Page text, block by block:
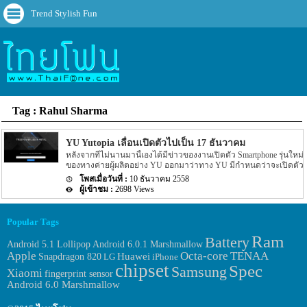
Trend Stylish Fun
Tag : Rahul Sharma
YU Yutopia เลื่อนเปิดตัวไปเป็น 17 ธันวาคม
หลังจากที่ไม่นานมานี้เองได้มีข่าวของงานเปิดตัว Smartphone รุ่นใหม่
ของทางค่ายผู้ผลิตอย่าง YU ออกมาว่าทาง YU มีกำหนดว่าจะเปิดตัว
Smartphone รุ่นใหม่อย่าง YU Yutopia ออกมากลางเดือนธันวาคมหรือ
วันที่ 17 ธันวาคมที่จะถึงนี้เอง โดยรายละเอียดในตอนนั้นทาง YU ได้
ส่งรูป Teaser ออกมายืนยันอย่างเป็นทางการว่าจะเปิดตัววันที่ 7 ธันวา
มคมนี้แน่นอน แต่ล่าสุดนั้นทาง YU ได้ออกมาประกาศอีกครั้งว่างาน
รุ่น YU Yutopia ที่จะมีขึ้นในวันที่ 7 ธันวาคมนี้นั้นจะถูกเลื่อนไปเป็นวัน
ที่ 17 ธันวาคมที่จะถึงนี้แทน โดยรายละเอียดดังกล่าวน่าจะเป็นที่
แน่นอนแล้วเพราะข่าวดังกล่าวนั้นได้ถูกโพสลงบนหน้า Social อย่าง
Twitter โดยผู้ที่โพสนั้นเป็น CEO ของทาง YU อย่าง Rahul Sharma นั้น
เอง โดยรายละเอียดทาง Rahul Sharma ยังได้ระบุถึงเหตุผลของการ
เลื่อนงานเปิดตัวดังกล่าวออกไปอีกด้วยว่าทาง YU มีผลิตภัณฑ์อีกตัว
10 ธันวาคม 2558
2698 Views
Popular Tags
Android 5.1 Lollipop Android 6.0.1 MarshmallowBatteryRam
Apple Snapdragon 820 LG Huawei iPhone Octa-core TENAA
Xiaomifingerprint sensor chipsetSamsung Spec
Android 6.0 Marshmallow